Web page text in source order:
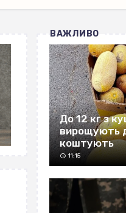
ВАЖЛИВО
До 12 кг з
вирощують
коштують
11:15